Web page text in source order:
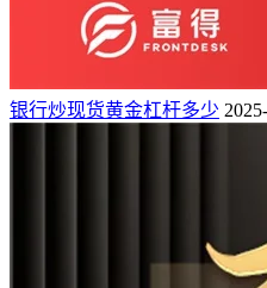
银行炒现货黄金杠杆多少